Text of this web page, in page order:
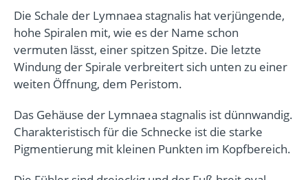
Die Schale der Lymnaea stagnalis hat verjüngende,
hohe Spiralen mit, wie es der Name schon
vermuten lässt, einer spitzen Spitze. Die letzte
Windung der Spirale verbreitert sich unten zu einer
weiten Öffnung, dem Peristom.
Das Gehäuse der Lymnaea stagnalis ist dünnwandig.
Charakteristisch für die Schnecke ist die starke
Pigmentierung mit kleinen Punkten im Kopfbereich.